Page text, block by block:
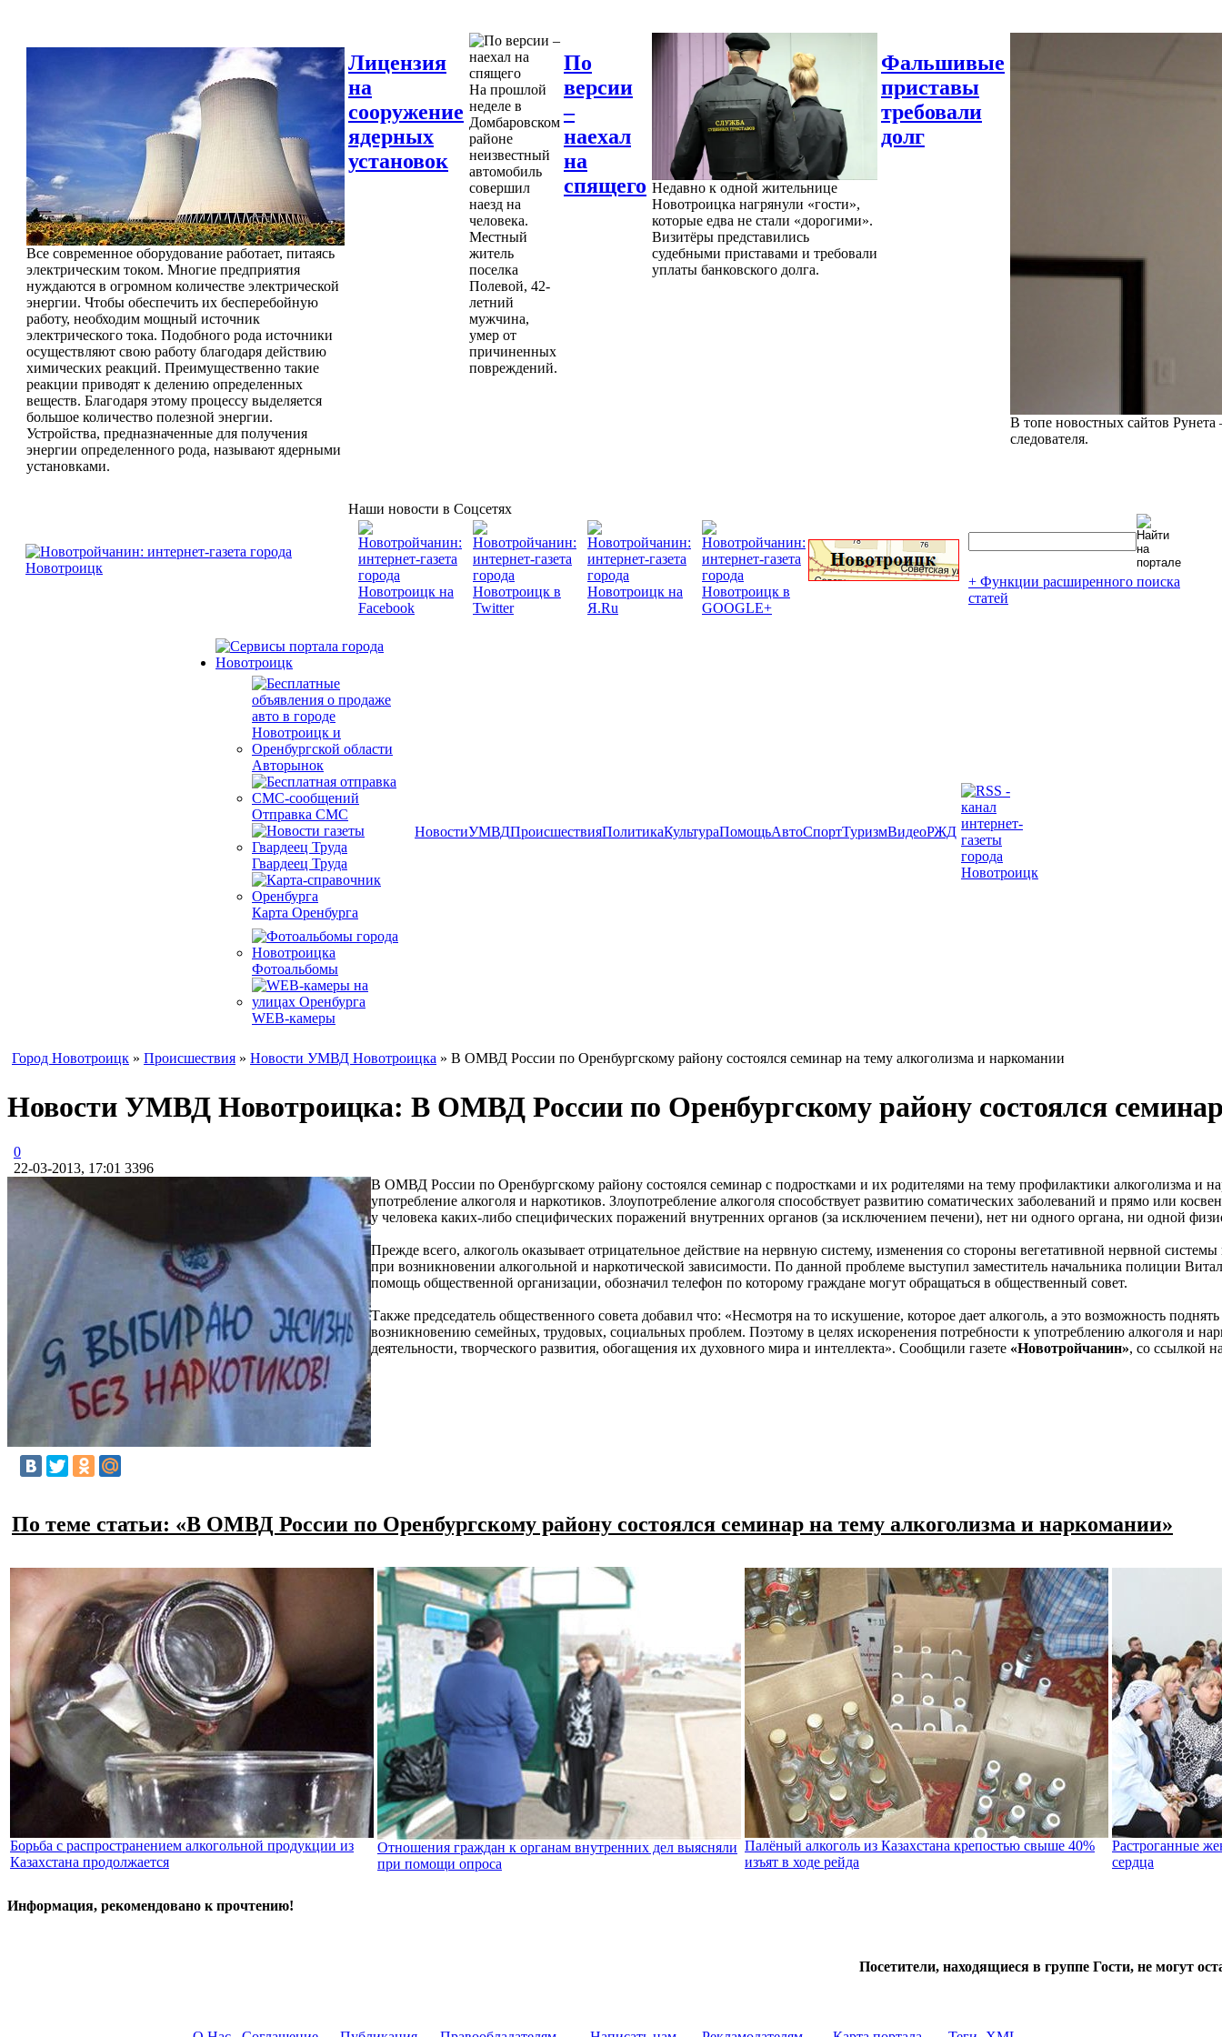
Все современное оборудование работает, питаясь
электрическим током. Многие предприятия
нуждаются в огромном количестве электрической
энергии. Чтобы обеспечить их бесперебойную
работу, необходим мощный источник
электрического тока. Подобного рода источники
осуществляют свою работу благодаря действию
химических реакций. Преимущественно такие
реакции приводят к делению определенных
веществ. Благодаря этому процессу выделяется
большое количество полезной энергии.
Устройства, предназначенные для получения
энергии определенного рода, называют ядерными
установками.
Лицензия
на
сооружение
ядерных
установок
На прошлой
неделе в
Домбаровском
районе
неизвестный
автомобиль
совершил
наезд на
человека.
Местный
житель
поселка
Полевой, 42-
летний
мужчина,
умер от
причиненных
повреждений.
По
версии
–
наехал
на
спящего Недавно к одной жительнице
Новотроицка нагрянули «гости»,
которые едва не стали «дорогими».
Визитёры представились
судебными приставами и требовали
уплаты банковского долга.
Фальшивые
приставы
требовали
долг
В топе новостных сайтов Рунета
следователя.
Наши новости в Соцсетях
+ Функции расширенного поиска
статей
Авторынок
Отправка СМС
Гвардеец Труда
Карта Оренбурга
Фотоальбомы
WEB-камеры
НовостиУМВДПроисшествияПолитикаКультураПомощьАвтоСпортТуризмВидеоРЖД
Город Новотроицк » Происшествия » Новости УМВД Новотроицка » В ОМВД России по Оренбургскому району состоялся семинар на тему алкоголизма и наркомании
Новости УМВД Новотроицка: В ОМВД России по Оренбургскому району состоялся
0
22-03-2013, 17:01 3396
В ОМВД России по Оренбургскому району состоялся семинар с подростками и их родителями на тему профилактики алкоголизма и
употребление алкоголя и наркотиков. Злоупотребление алкоголя способствует развитию соматических заболеваний и прямо или
у человека каких-либо специфических поражений внутренних органов (за исключением печени), нет ни одного органа, ни одной
Прежде всего, алкоголь оказывает отрицательное действие на нервную систему, изменения со стороны вегетативной нервной
при возникновении алкогольной и наркотической зависимости. По данной проблеме выступил заместитель начальника полиции
помощь общественной организации, обозначил телефон по которому граждане могут обращаться в общественный совет.
Также председатель общественного совета добавил что: «Несмотря на то искушение, которое дает алкоголь, а это возможность
возникновению семейных, трудовых, социальных проблем. Поэтому в целях искоренения потребности к употреблению алкоголя и
деятельности, творческого развития, обогащения их духовного мира и интеллекта». Сообщили газете «Новотройчанин», со ссылкой
По теме статьи: «В ОМВД России по Оренбургскому району состоялся семинар на тему алкоголизма и наркомании»
Борьба с распространением алкогольной продукции из
Казахстана продолжается
Отношения граждан к органам внутренних дел выясняли
при помощи опроса
Палёный алкоголь из Казахстана крепостью свыше 40%
изъят в ходе рейда
Растроганные
сердца
Информация, рекомендовано к прочтению!
Посетители, находящиеся в группе Гости, не могут